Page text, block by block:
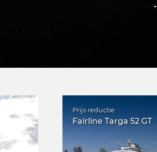
Prijs reductie
Fairline Targa 52 GT